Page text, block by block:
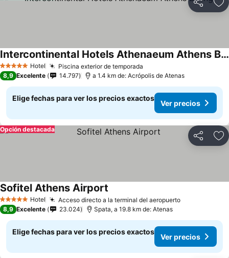
Compartir
5 Estrellas Hotel Piscina exterior de temporada
Intercontinental Hotels Athenaeum Athens By Ihg
8,9 Excelente 14.797 a 1.4 km de: Acrópolis de Atenas
Elige fechas para ver los precios exactos
Ver precios
Compartir
Opción destacada
5 Estrellas Hotel Acceso directo a la terminal del aeropuerto
Sofitel Athens Airport
8,9 Excelente 23.024 Spata, a 19.8 km de: Atenas
Elige fechas para ver los precios exactos
Ver precios